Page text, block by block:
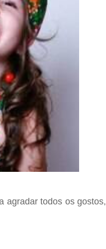
agradar todos os gostos,